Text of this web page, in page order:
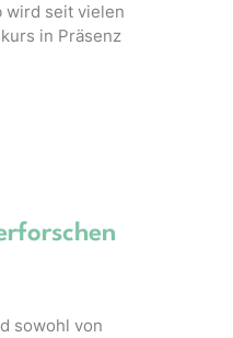
wird seit vielen
in Präsenz
sowohl von